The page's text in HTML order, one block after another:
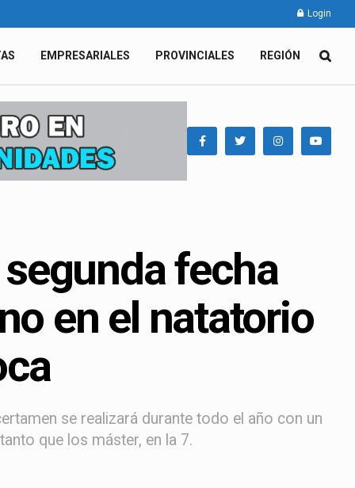
Login
EMPRESARIALES PROVINCIALES REGIÓN
fecha
en el natatorio
se realizará durante todo el año con un
que los máster, en la 7.